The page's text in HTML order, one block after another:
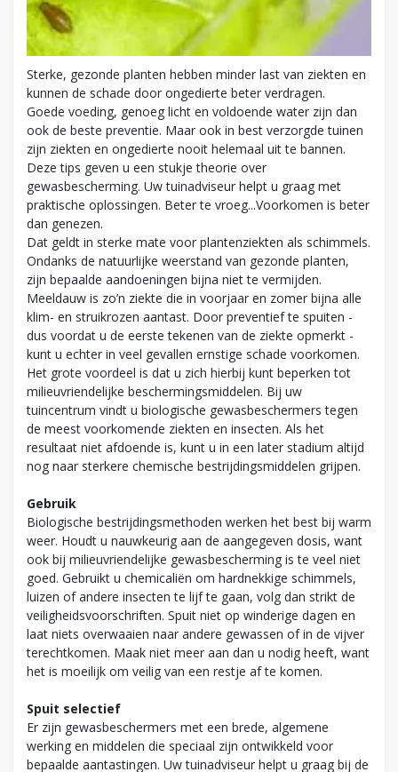
Sterke, gezonde planten hebben minder last van ziekten en
kunnen de schade door ongedierte beter verdragen.
Goede voeding, genoeg licht en voldoende water zijn dan
ook de beste preventie. Maar ook in best verzorgde tuinen
zijn ziekten en ongedierte nooit helemaal uit te bannen.
Deze tips geven u een stukje theorie over
gewasbescherming. Uw tuinadviseur helpt u graag met
praktische oplossingen. Beter te vroeg...Voorkomen is beter
dan genezen.
Dat geldt in sterke mate voor plantenziekten als schimmels.
Ondanks de natuurlijke weerstand van gezonde planten,
zijn bepaalde aandoeningen bijna niet te vermijden.
Meeldauw is zo’n ziekte die in voorjaar en zomer bijna alle
klim- en struikrozen aantast. Door preventief te spuiten -
dus voordat u de eerste tekenen van de ziekte opmerkt -
kunt u echter in veel gevallen ernstige schade voorkomen.
Het grote voordeel is dat u zich hierbij kunt beperken tot
milieuvriendelijke beschermingsmiddelen. Bij uw
tuincentrum vindt u biologische gewasbeschermers tegen
de meest voorkomende ziekten en insecten. Als het
resultaat niet afdoende is, kunt u in een later stadium altijd
nog naar sterkere chemische bestrijdingsmiddelen grijpen.
Gebruik
Biologische bestrijdingsmethoden werken het best bij warm
weer. Houdt u nauwkeurig aan de aangegeven dosis, want
ook bij milieuvriendelijke gewasbescherming is te veel niet
goed. Gebruikt u chemicaliën om hardnekkige schimmels,
luizen of andere insecten te lijf te gaan, volg dan strikt de
veiligheidsvoorschriften. Spuit niet op winderige dagen en
laat niets overwaaien naar andere gewassen of in de vijver
terechtkomen. Maak niet meer aan dan u nodig heeft, want
het is moeilijk om veilig van een restje af te komen.
Spuit selectief
Er zijn gewasbeschermers met een brede, algemene
werking en middelen die speciaal zijn ontwikkeld voor
bepaalde aantastingen. Uw tuinadviseur helpt u graag bij de